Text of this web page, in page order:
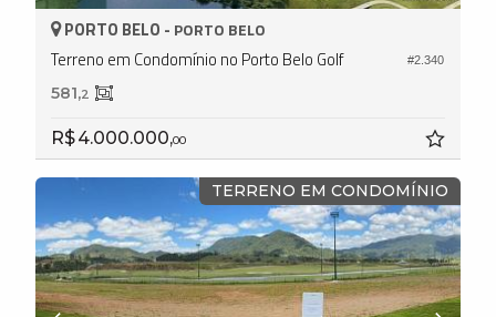
#2.340
PORTO BELO - PORTO BELO
Terreno em Condomínio no Porto Belo Golf
581,2
R$ 4.000.000,00
TERRENO EM CONDOMÍNIO